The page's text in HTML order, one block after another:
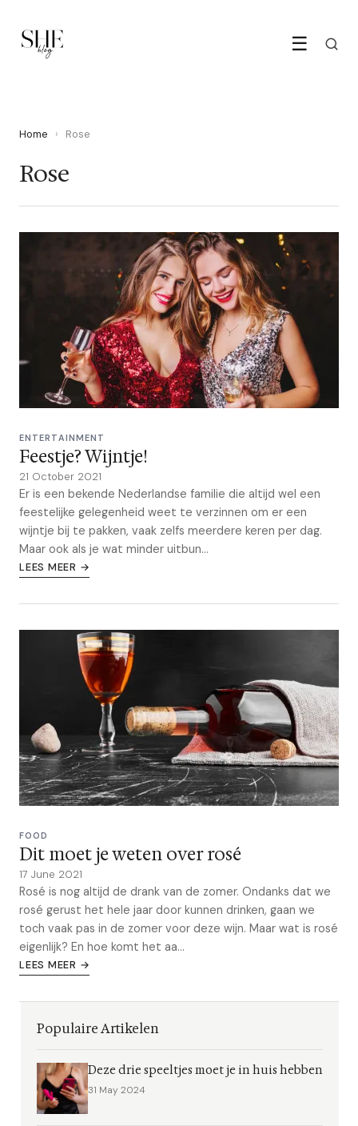
☰
Home › Rose
Rose
ENTERTAINMENT
Feestje? Wijntje!
21 October 2021
Er is een bekende Nederlandse familie die altijd wel een
feestelijke gelegenheid weet te verzinnen om er een
wijntje bij te pakken, vaak zelfs meerdere keren per dag.
Maar ook als je wat minder uitbun...
LEES MEER →
FOOD
Dit moet je weten over rosé
17 June 2021
Rosé is nog altijd de drank van de zomer. Ondanks dat we
rosé gerust het hele jaar door kunnen drinken, gaan we
toch vaak pas in de zomer voor deze wijn. Maar wat is rosé
eigenlijk? En hoe komt het aa...
LEES MEER →
Populaire Artikelen
Deze drie speeltjes moet je in huis hebben
31 May 2024